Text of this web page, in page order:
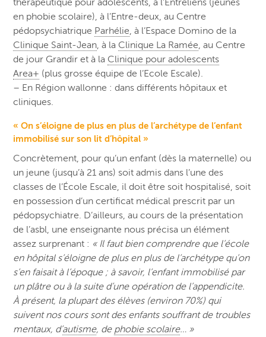
thérapeutique pour adolescents, à l’Entreliens (jeunes
en phobie scolaire), à l’Entre-deux, au Centre
pédopsychiatrique Parhélie, à l’Espace Domino de la
Clinique Saint-Jean, à la Clinique La Ramée, au Centre
de jour Grandir et à la Clinique pour adolescents
Area+ (plus grosse équipe de l’Ecole Escale).
– En Région wallonne : dans différents hôpitaux et
cliniques.
« On s’éloigne de plus en plus de l’archétype de l’enfant
immobilisé sur son lit d’hôpital »
Concrètement, pour qu’un enfant (dès la maternelle) ou
un jeune (jusqu’à 21 ans) soit admis dans l’une des
classes de l’École Escale, il doit être soit hospitalisé, soit
en possession d’un certificat médical prescrit par un
pédopsychiatre. D’ailleurs, au cours de la présentation
de l’asbl, une enseignante nous précisa un élément
assez surprenant : « Il faut bien comprendre que l’école
en hôpital s’éloigne de plus en plus de l’archétype qu’on
s’en faisait à l’époque ; à savoir, l’enfant immobilisé par
un plâtre ou à la suite d’une opération de l’appendicite.
À présent, la plupart des élèves (environ 70%) qui
suivent nos cours sont des enfants souffrant de troubles
mentaux, d’autisme, de phobie scolaire… »